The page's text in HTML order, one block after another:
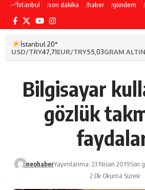
İstanbul son dakika haber gündem
İstanbul 20°
USD/TRY47,71EUR/TRY55,03GRAM ALTIN
Bilgisayar
gözlük
neohaberYayımlanma: 23 Nisan 2019Son
2 Dk Okuma Süresi